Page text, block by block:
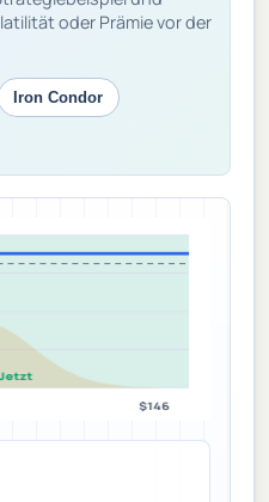
oder Prämie vor der
Iron Condor